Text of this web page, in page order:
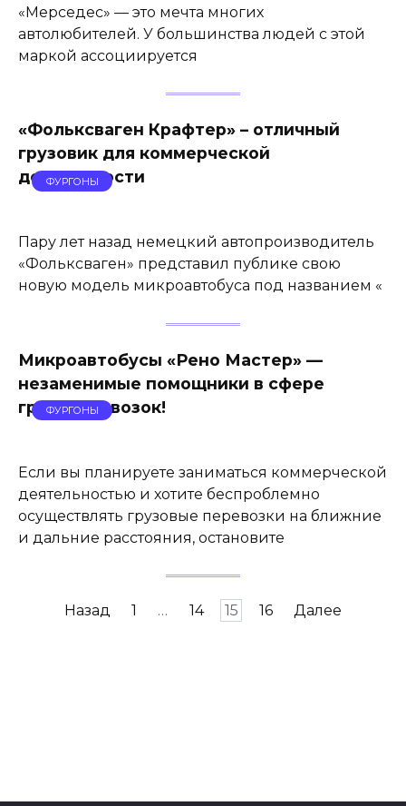
«Мерседес» — это мечта многих
автолюбителей. У большинства людей с этой
маркой ассоциируется
«Фольксваген Крафтер» – отличный
грузовик для коммерческой
деятельности
ФУРГОНЫ
Пару лет назад немецкий автопроизводитель
«Фольксваген» представил публике свою
новую модель микроавтобуса под названием «
Микроавтобусы «Рено Мастер» —
незаменимые помощники в сфере
грузоперевозок!
ФУРГОНЫ
Если вы планируете заниматься коммерческой
деятельностью и хотите беспроблемно
осуществлять грузовые перевозки на ближние
и дальние расстояния, остановите
Навигация
Назад 1 … 14 15 16 Далее